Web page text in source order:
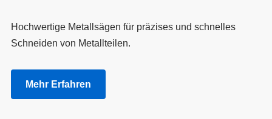
Hochwertige Metallsägen für präzises und schnelles
Schneiden von Metallteilen.
Mehr Erfahren